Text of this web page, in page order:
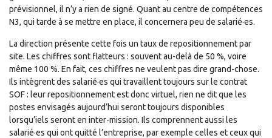
prévisionnel, il n’y a rien de signé. Quant au centre de compétences
N3, qui tarde à se mettre en place, il concernera peu de salarié·es.
La direction présente cette fois un taux de repositionnement par
site. Les chiffres sont flatteurs : souvent au-delà de 50 %, voire
même 100 %. En fait, ces chiffres ne veulent pas dire grand-chose.
Ils intègrent des salarié·es qui travaillent toujours sur le contrat
SOF : leur repositionnement est donc virtuel, rien ne dit que les
postes envisagés aujourd’hui seront toujours disponibles
lorsqu’iels seront en inter-mission. Ils comprennent aussi les
salarié·es qui ont quitté l’entreprise, par exemple celles et ceux qui